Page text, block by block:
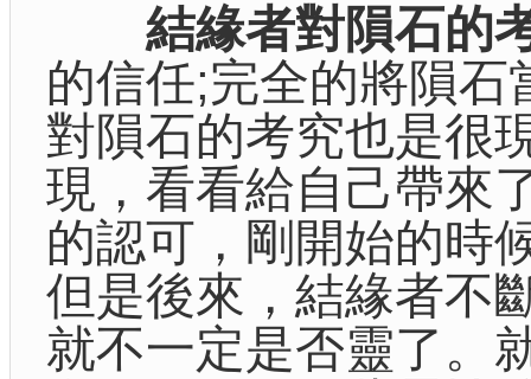
結緣者對隕石的
的信任;完全的將隕
對隕石的考究也是很
現，看看給自己帶來
的認可，剛開始的時
但是後來，結緣者不
就不一定是否靈了。